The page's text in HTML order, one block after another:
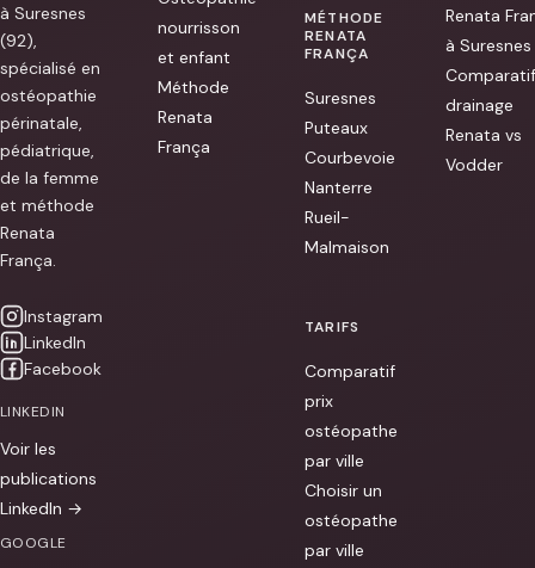
Doctolib
qui
pu
recevoir
midi
J’ai
été
reçu
[...]
à Suresnes
(92),
spécialisé en
ostéopathie
périnatale,
pédiatrique,
de la femme
et méthode
Renata
França.
Instagram
LinkedIn
Facebook
LINKEDIN
Voir les
publications
LinkedIn →
GOOGLE
nourrisson
et enfant
Méthode
Renata
França
MÉTHODE
RENATA
FRANÇA
Suresnes
Puteaux
Courbevoie
Nanterre
Rueil-
Malmaison
TARIFS
Comparatif
prix
ostéopathe
par ville
Choisir un
ostéopathe
par ville
Renata
à Suresnes
Comparatif
drainage
Renata vs
Vodder